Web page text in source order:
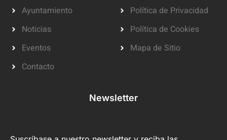
Ayuntamiento
Noticias
Eventos
Contacto
Política de Privacidad
Política de Cookies
Mapa de Sitio
Newsletter